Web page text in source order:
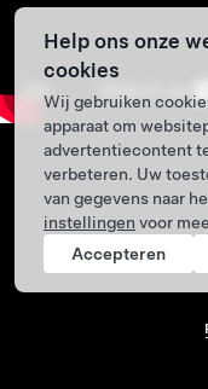
Help ons onze
cookies
Wij gebruiken
apparaat om
advertentiecontent
verbeteren. Uw
van gegevens naar
instellingen voor
Accepteren